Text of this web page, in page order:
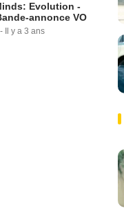
Evolution -
annonce VO
- Il y a 3 ans